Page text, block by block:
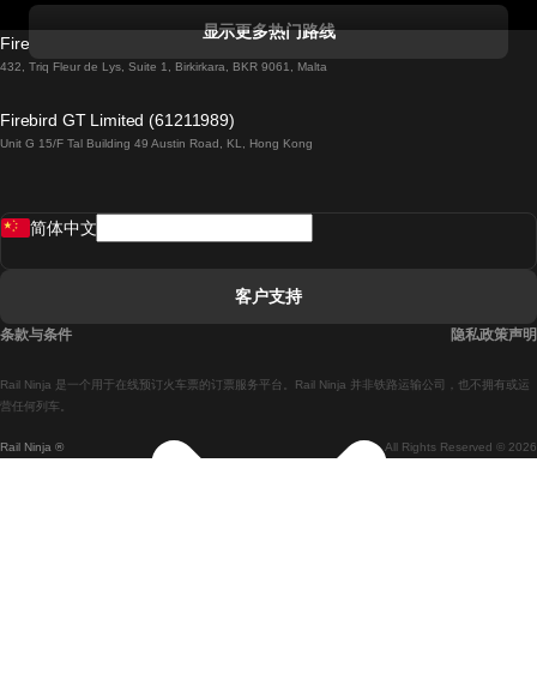
都柏林開往戈尔韦的列車
羅馬開往拿坡里的列車
馬德里開往巴塞罗那的列車
显示更多热门路线
Firebird GT Limited (OC 1451)
432, Triq Fleur de Lys, Suite 1, Birkirkara, BKR 9061, Malta
Firebird GT Limited (61211989)
Unit G 15/F Tal Building 49 Austin Road, KL, Hong Kong
Rail Ninja ® All Rights Reserved © 2026
Rail Ninja 是一个用于在线预订火车票的订票服务平台。Rail Ninja 并非铁路运输公司，也不拥有或运
营任何列车。
简体中文
客户支持
条款与条件 隐私政策声明